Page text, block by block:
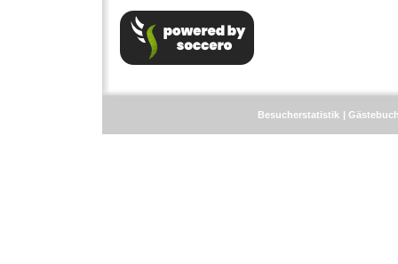
Besucherstatistik